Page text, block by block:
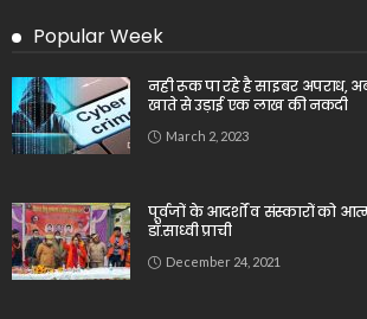
Popular Week
नही रूक पा रहे है साइबर अपराध,
खाते से उड़ाई एक लाख की नकदी
March 2, 2023
पूर्वजों के आदर्शों व संस्कारों को
डॉ.साध्वी प्राची
December 24, 2021